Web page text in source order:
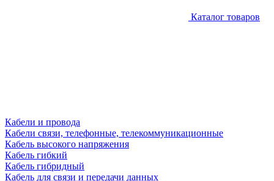
Каталог товаров
Кабели и провода
Кабели связи, телефонные, телекоммуникационные
Кабель высокого напряжения
Кабель гибкий
Кабель гибридный
Кабель для связи и передачи данных